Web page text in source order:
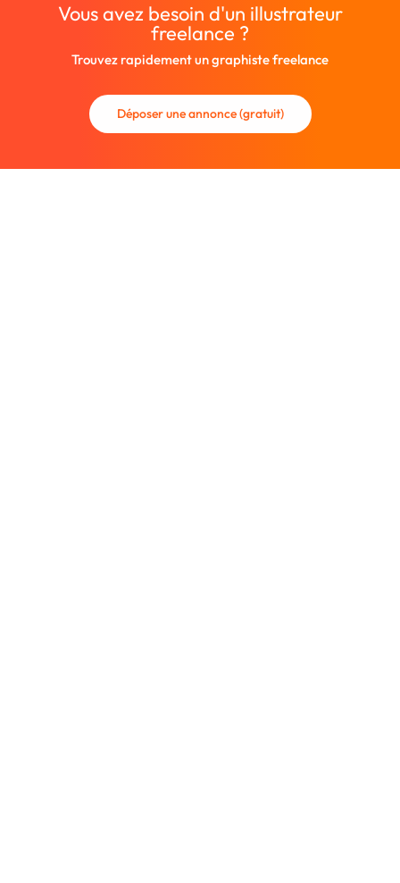
Vous avez besoin d'un illustrateur
freelance ?
Trouvez rapidement un graphiste freelance
Déposer une annonce (gratuit)